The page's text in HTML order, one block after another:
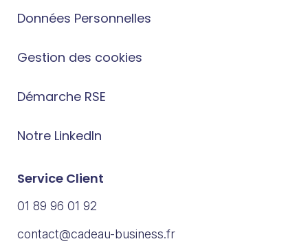
Données Personnelles
Gestion des cookies
Démarche RSE
Notre LinkedIn
Service Client
01 89 96 01 92
contact@cadeau-business.fr